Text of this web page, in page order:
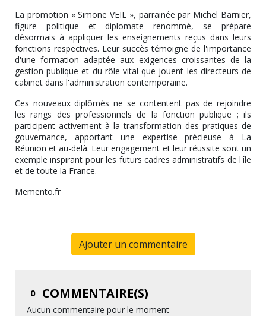
La promotion « Simone VEIL », parrainée par Michel Barnier,
figure politique et diplomate renommé, se prépare
désormais à appliquer les enseignements reçus dans leurs
fonctions respectives. Leur succès témoigne de l'importance
d'une formation adaptée aux exigences croissantes de la
gestion publique et du rôle vital que jouent les directeurs de
cabinet dans l'administration contemporaine.
Ces nouveaux diplômés ne se contentent pas de rejoindre
les rangs des professionnels de la fonction publique ; ils
participent activement à la transformation des pratiques de
gouvernance, apportant une expertise précieuse à La
Réunion et au-delà. Leur engagement et leur réussite sont un
exemple inspirant pour les futurs cadres administratifs de l'île
et de toute la France.
Memento.fr
Ajouter un commentaire
0 COMMENTAIRE(S)
Aucun commentaire pour le moment